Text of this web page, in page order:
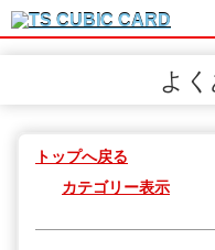
よ
トップへ戻る
カテゴリー表示